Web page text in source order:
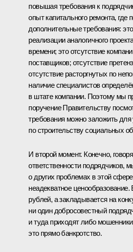
повышая требования к
опыт капитального ремонта,
дополнительные требования:
реализации аналогичного
времени; это отсутствие
поставщиков; отсутствие
отсутствие расторгнутых по
наличие специалистов
в штате компании. Поэтому мы
поручение Правительству
требования можно заложить для
по строительству социальных
И второй момент. Конечно,
ответственности подрядчиков,
о других проблемах в этой
неадекватное
рублей, а закладывается на
ни один добросовестный
и туда приходят либо
это прямо банкротство.